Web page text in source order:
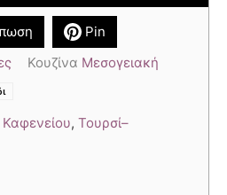
Pin
Κουζίνα Μεσογειακή
, Τουρσί–